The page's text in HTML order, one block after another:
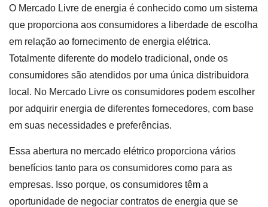
O Mercado Livre de energia é conhecido como um sistema
que proporciona aos consumidores a liberdade de escolha
em relação ao fornecimento de energia elétrica.
Totalmente diferente do modelo tradicional, onde os
consumidores são atendidos por uma única distribuidora
local. No Mercado Livre os consumidores podem escolher
por adquirir energia de diferentes fornecedores, com base
em suas necessidades e preferências.
Essa abertura no mercado elétrico proporciona vários
benefícios tanto para os consumidores como para as
empresas. Isso porque, os consumidores têm a
oportunidade de negociar contratos de energia que se